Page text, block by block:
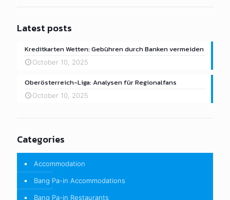
Latest posts
Kreditkarten Wetten: Gebühren durch Banken vermeiden
October 10, 2025
Oberösterreich-Liga: Analysen für Regionalfans
October 10, 2025
Categories
Accommodation
Bang Pa-in Accommodations
Bang Pa-in Restaurants